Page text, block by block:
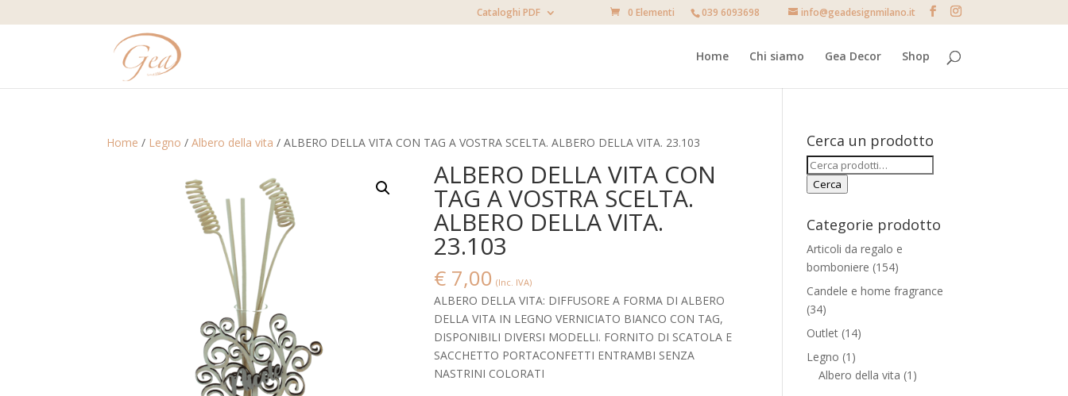
039 6093698 info@geadesignmilano.it
Cataloghi PDF 0 Elementi
Home Chi siamo Gea Decor Shop
Home / Legno /Albero della vita / ALBERO DELLA VITA CON TAG A VOSTRA SCELTA. ALBERO DELLA VITA. 23.103
ALBERO DELLA VITA CON
TAG A VOSTRA SCELTA.
ALBERO DELLA VITA.
23.103
€ 7,00 (Inc. IVA)
ALBERO DELLA VITA: DIFFUSORE A FORMA DI ALBERO
DELLA VITA IN LEGNO VERNICIATO BIANCO CON TAG,
DISPONIBILI DIVERSI MODELLI. FORNITO DI SCATOLA E
SACCHETTO PORTACONFETTI ENTRAMBI SENZA
NASTRINI COLORATI
Cerca un prodotto
Cerca:
Cerca
Categorie prodotto
Articoli da regalo e
bomboniere (154)
Candele e home fragrance
(34)
Outlet (14)
Legno (1)
Albero della vita (1)